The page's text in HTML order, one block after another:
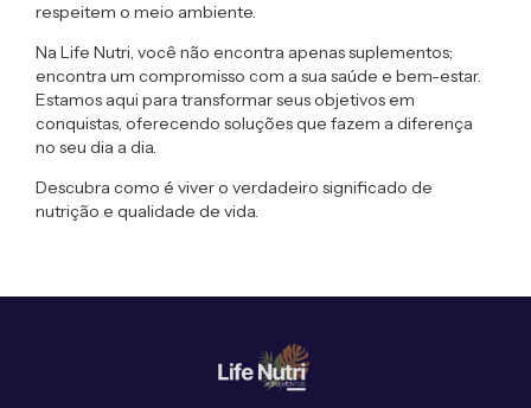
respeitem o meio ambiente.
Na Life Nutri, você não encontra apenas suplementos;
encontra um compromisso com a sua saúde e bem-estar.
Estamos aqui para transformar seus objetivos em
conquistas, oferecendo soluções que fazem a diferença
no seu dia a dia.
Descubra como é viver o verdadeiro significado de
nutrição e qualidade de vida.